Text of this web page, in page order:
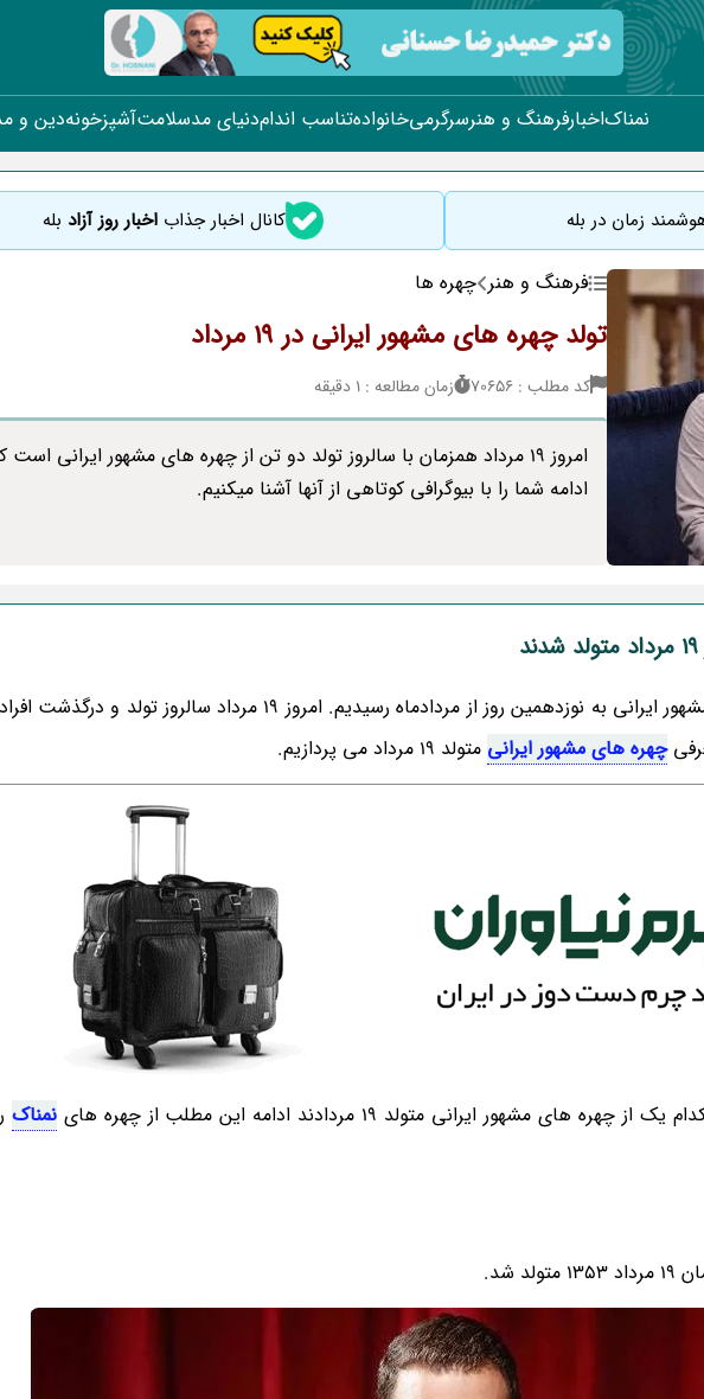
نمناکاخبارفرهنگ و هنرسرگرمیخانوادهتناسب اندامدنیای مدسلامتآشپزخونهدین و
زمان در بله کانال اخبار جذاب اخبار روز آزاد بله
فرهنگ و هنر چهره ها
تولد چهره های مشهور ایرانی در 19 مرداد
کد مطلب : 70656 زمان مطالعه : 1 دقیقه
امروز 19 مرداد همزمان با سالروز تولد دو تن از چهره های مشهور ایرانی است
ادامه شما را با بیوگرافی کوتاهی از آنها آشنا میکنیم.
در روزشمار تاریخ تولد چهره های مشهور ایرانی به نوزدهمین روز از مردادماه رسیدیم. امروز 19 مرداد
چهره های مشهور ایرانی متولد 19 مرداد می پردازیم.
مشهور ایرانی متولد 19 مردادند ادامه این مطلب از چهره های نمناک
شد.